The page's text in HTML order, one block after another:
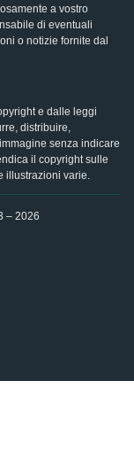
a vostro
di eventuali
o notizie fornite dal
e dalle leggi
distribuire,
senza indicare
il copyright sulle
illustrazioni varie.
– 2026